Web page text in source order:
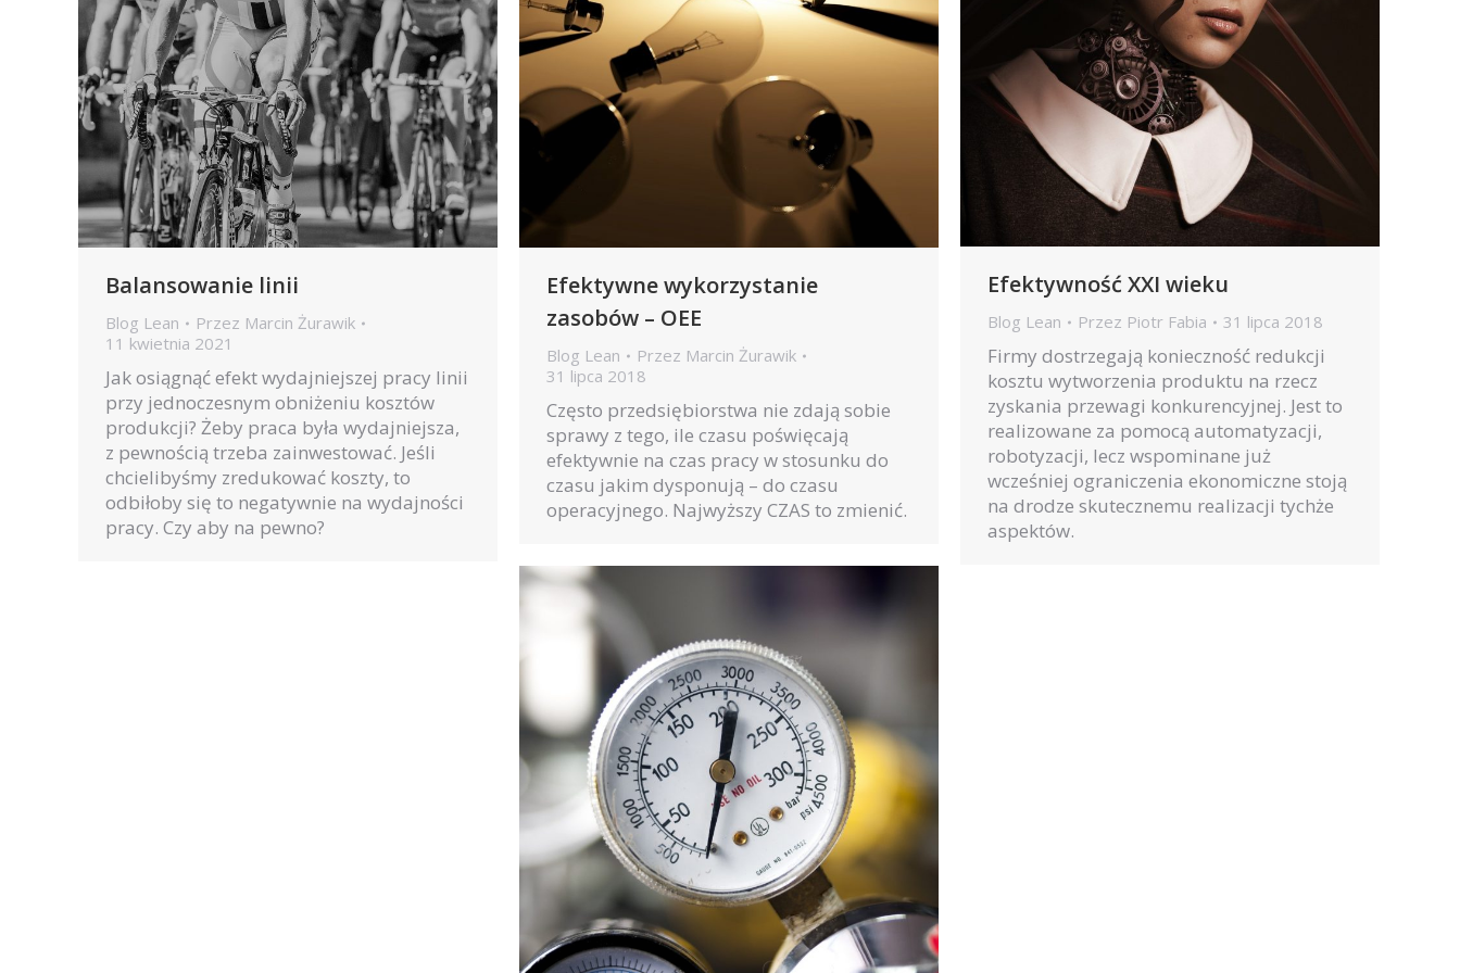
Balansowanie linii
Blog Lean Przez Marcin Żurawik
11 kwietnia 2021
Jak osiągnąć efekt wydajniejszej pracy linii
przy jednoczesnym obniżeniu kosztów
produkcji? Żeby praca była wydajniejsza,
z pewnością trzeba zainwestować. Jeśli
chcielibyśmy zredukować koszty, to
odbiłoby się to negatywnie na wydajności
pracy. Czy aby na pewno?
Efektywne wykorzystanie
zasobów – OEE
Blog Lean Przez Marcin Żurawik
31 lipca 2018
Często przedsiębiorstwa nie zdają sobie
sprawy z tego, ile czasu poświęcają
efektywnie na czas pracy w stosunku do
czasu jakim dysponują – do czasu
operacyjnego. Najwyższy CZAS to zmienić.
Efektywność XXI wieku
Blog Lean Przez Piotr Fabia 31 lipca 2018
Firmy dostrzegają konieczność redukcji
kosztu wytworzenia produktu na rzecz
zyskania przewagi konkurencyjnej. Jest to
realizowane za pomocą automatyzacji,
robotyzacji, lecz wspominane już
wcześniej ograniczenia ekonomiczne stoją
na drodze skutecznemu realizacji tychże
aspektów.